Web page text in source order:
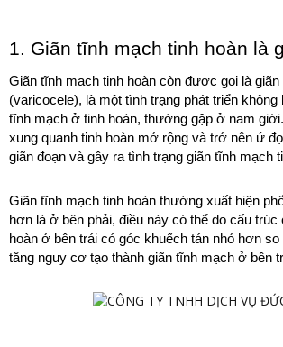
1. Giãn tĩnh mạch tinh hoàn là
Giãn tĩnh mạch tinh hoàn còn được gọi là
(varicocele), là một tình trạng phát triển
tĩnh mạch ở tinh hoàn, thường gặp ở nam
xung quanh tinh hoàn mở rộng và trở nên ứ
giãn đoạn và gây ra tình trạng giãn tĩnh mạch
Giãn tĩnh mạch tinh hoàn thường xuất hiện
hơn là ở bên phải, điều này có thể do cấu
hoàn ở bên trái có góc khuếch tán nhỏ hơn
tăng nguy cơ tạo thành giãn tĩnh mạch ở bên